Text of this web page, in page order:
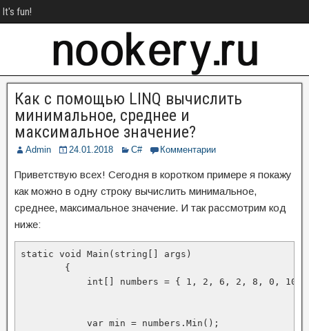
It's fun!
Как с помощью LINQ вычислить
минимальное, среднее и
максимальное значение?
Admin 24.01.2018 C# Комментарии
Приветствую всех! Сегодня в коротком примере я покажу
как можно в одну строку вычислить минимальное,
среднее, максимальное значение. И так рассмотрим код
ниже:
static void Main(string[] args)
        {
int[] numbers = { 1, 2, 6, 2, 8, 0, 10,
            var min = numbers.Min();